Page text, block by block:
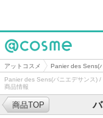
@cosme
アットコスメ Panier des Sens(
Panier des Sens(パニエデサンス) /
商品情報
商品TOP